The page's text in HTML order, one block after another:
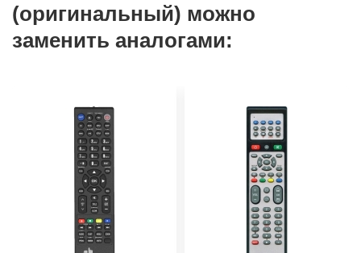
(оригинальный) можно
заменить аналогами: